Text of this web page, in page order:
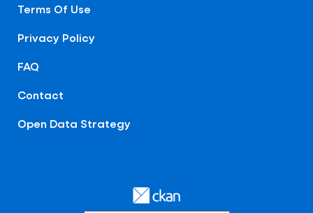
Terms Of Use
Privacy Policy
FAQ
Contact
Open Data Strategy